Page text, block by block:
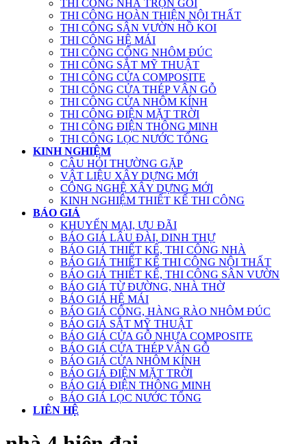
THI CÔNG NHÀ TRỌN GÓI
THI CÔNG HOÀN THIỆN NỘI THẤT
THI CÔNG SÂN VƯỜN HỒ KOI
THI CÔNG HỆ MÁI
THI CÔNG CỔNG NHÔM ĐÚC
THI CÔNG SẮT MỸ THUẬT
THI CÔNG CỬA COMPOSITE
THI CÔNG CỬA THÉP VÂN GỖ
THI CÔNG CỬA NHÔM KÍNH
THI CÔNG ĐIỆN MẶT TRỜI
THI CÔNG ĐIỆN THÔNG MINH
THI CÔNG LỌC NƯỚC TỔNG
KINH NGHIỆM
CÂU HỎI THƯỜNG GẶP
VẬT LIỆU XÂY DỰNG MỚI
CÔNG NGHỆ XÂY DỰNG MỚI
KINH NGHIỆM THIẾT KẾ THI CÔNG
BÁO GIÁ
KHUYẾN MẠI, ƯU ĐÃI
BÁO GIÁ LÂU ĐÀI, DINH THỰ
BÁO GIÁ THIẾT KẾ, THI CÔNG NHÀ
BÁO GIÁ THIẾT KẾ THI CÔNG NỘI THẤT
BÁO GIÁ THIẾT KẾ, THI CÔNG SÂN VƯỜN
BÁO GIÁ TỪ ĐƯỜNG, NHÀ THỜ
BÁO GIÁ HỆ MÁI
BÁO GIÁ CỔNG, HÀNG RÀO NHÔM ĐÚC
BÁO GIÁ SẮT MỸ THUẬT
BÁO GIÁ CỬA GỖ NHỰA COMPOSITE
BÁO GIÁ CỬA THÉP VÂN GỖ
BÁO GIÁ CỬA NHÔM KÍNH
BÁO GIÁ ĐIỆN MẶT TRỜI
BÁO GIÁ ĐIỆN THÔNG MINH
BÁO GIÁ LỌC NƯỚC TỔNG
LIÊN HỆ